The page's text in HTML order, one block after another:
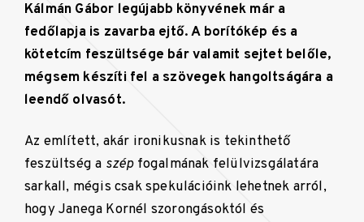
Kálmán Gábor legújabb könyvének már a
fedőlapja is zavarba ejtő. A borítókép és a
kötetcím feszültsége bár valamit sejtet belőle,
mégsem készíti fel a szövegek hangoltságára a
leendő olvasót.
Az említett, akár ironikusnak is tekinthető
feszültség a szépfogalmának felülvizsgálatára
sarkall, mégis csak spekulációink lehetnek arról,
hogy Janega Kornél szorongásoktól és